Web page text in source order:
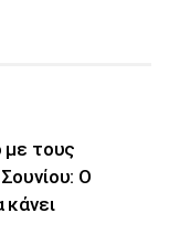
με τους
Ο
κάνει